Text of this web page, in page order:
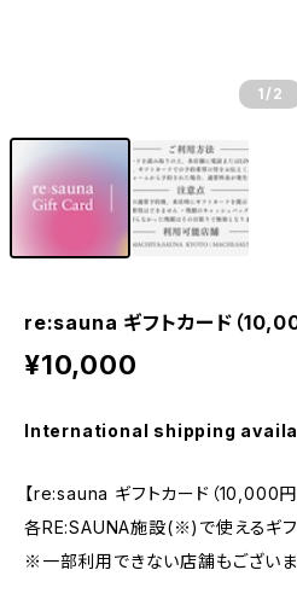
1 /2
re:sauna ギフトカード（
¥10,000
International shipping
【re:sauna ギフトカード（10,000円
各RE:SAUNA施設(※)で使えるギフ
※一部利用できない店舗もございま